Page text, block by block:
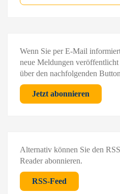
Wenn Sie per E-Mail
neue Meldungen
über den nachfolgenden
Jetzt abonnieren
Alternativ können Sie den
Reader abonnieren.
RSS-Feed